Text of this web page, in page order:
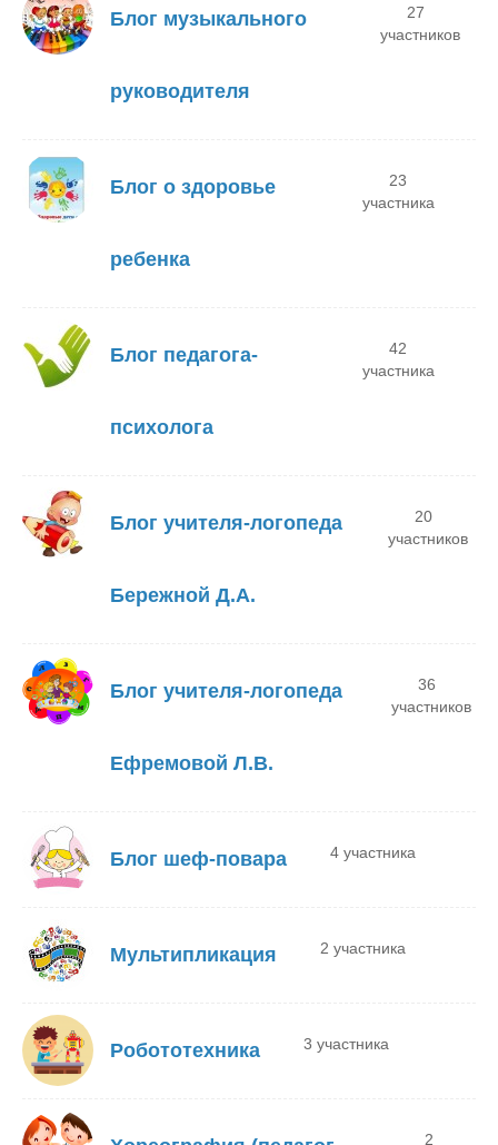
Блог музыкального
руководителя
27
участников
Блог о здоровье
ребенка
23
участника
Блог педагога-
психолога
42
участника
Блог учителя-логопеда
Бережной Д.А.
20
участников
Блог учителя-логопеда
Ефремовой Л.В.
36
участников
Блог шеф-повара 4 участника
Мультипликация 2 участника
Робототехника 3 участника
2